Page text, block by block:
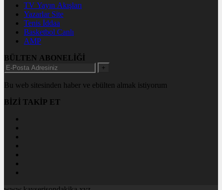
TV Yayın Akışları
Yazarlar Site
Tenis İddaa
Basketbol Canlı
AMP
BÜLTEN ABONELİĞİ
+
Bu web sitesinden haber ve ebülten almak istiyorum
BİZİ TAKİP ET